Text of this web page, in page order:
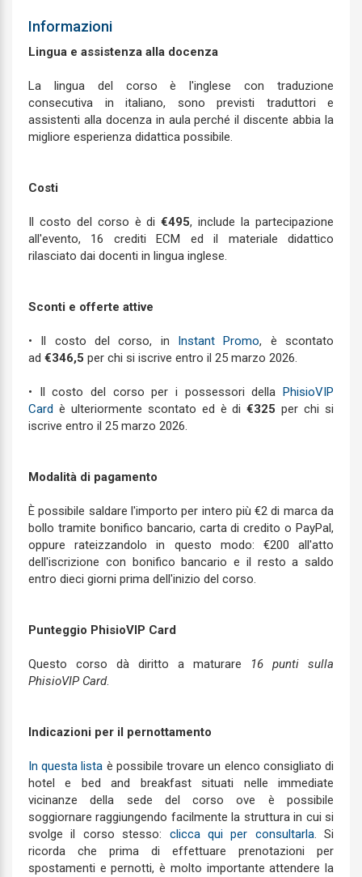
Informazioni
Lingua e assistenza alla docenza
La lingua del corso è l'inglese con traduzione
consecutiva in italiano, sono previsti traduttori e
assistenti alla docenza in aula perché il discente abbia la
migliore esperienza didattica possibile.
Costi
Il costo del corso è di€495, include la partecipazione
all'evento, 16 crediti ECM ed il materiale didattico
rilasciato dai docenti in lingua inglese.
Sconti e offerte attive
• Il costo del corso, in Instant Promo, è scontato
ad €346,5 per chi si iscrive entro il 25 marzo 2026.
• Il costo del corso per i possessori della PhisioVIP
Card è ulteriormente scontato ed è di€325per chi si
iscrive entro il 25 marzo 2026.
Modalità di pagamento
È possibile saldare l'importo per intero più €2 di marca da
bollo tramite bonifico bancario, carta di credito o PayPal,
oppure rateizzandolo in questo modo: €200 all'atto
dell'iscrizione con bonifico bancario e il resto a saldo
entro dieci giorni prima dell'inizio del corso.
Punteggio PhisioVIP Card
Questo corso dà diritto a maturare 16
punti sulla
PhisioVIP Card.
Indicazioni per il pernottamento
In questa lista è possibile trovare un elenco consigliato di
hotel e bed and breakfast situati nelle immediate
vicinanze della sede del corso ove è possibile
soggiornare raggiungendo facilmente la struttura in cui si
svolge il corso stesso: clicca qui per consultarla. Si
ricorda che prima di effettuare prenotazioni per
spostamenti e pernotti, è molto importante attendere la